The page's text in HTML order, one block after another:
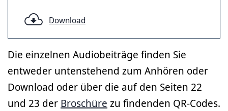
Download
Die einzelnen Audiobeiträge finden Sie
entweder untenstehend zum Anhören oder
Download oder über die auf den Seiten 22
und 23 der Broschüre zu findenden QR-Codes.